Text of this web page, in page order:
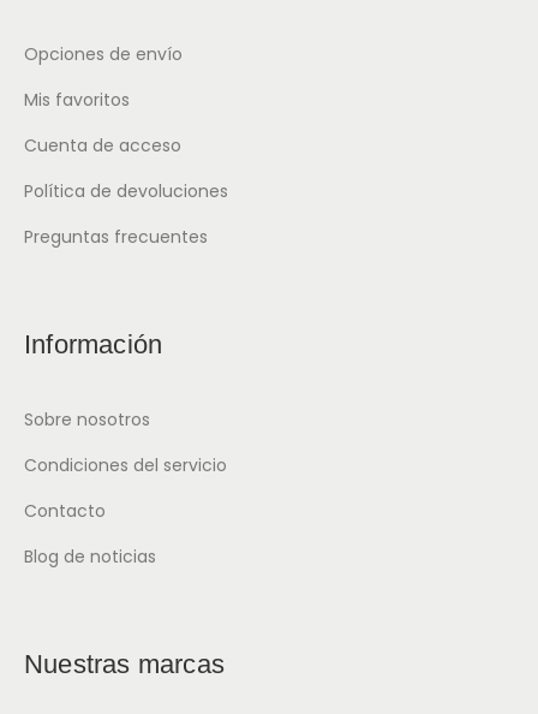
Opciones de envío
Mis favoritos
Cuenta de acceso
Política de devoluciones
Preguntas frecuentes
Información
Sobre nosotros
Condiciones del servicio
Contacto
Blog de noticias
Nuestras marcas